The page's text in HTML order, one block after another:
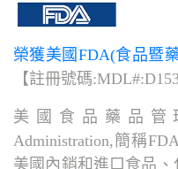
榮獲美國FDA(食品暨
【註冊號碼
美國食品藥品管
Administration,簡稱
美國內銷和進口食品